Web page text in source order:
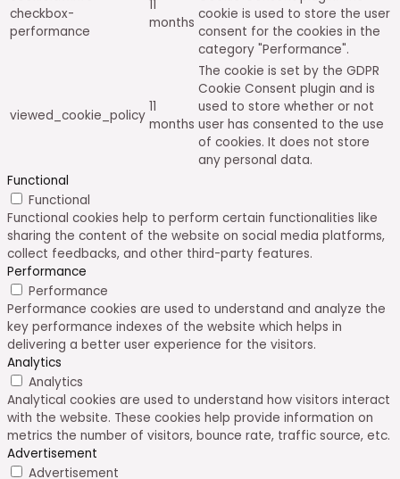
checkbox-
performance
11
months
cookie is used to store the user
consent for the cookies in the
category "Performance".
viewed_cookie_policy
11
months
The cookie is set by the GDPR
Cookie Consent plugin and is
used to store whether or not
user has consented to the use
of cookies. It does not store
any personal data.
Functional
Functional
Functional cookies help to perform certain functionalities like
sharing the content of the website on social media platforms,
collect feedbacks, and other third-party features.
Performance
Performance
Performance cookies are used to understand and analyze the
key performance indexes of the website which helps in
delivering a better user experience for the visitors.
Analytics
Analytics
Analytical cookies are used to understand how visitors interact
with the website. These cookies help provide information on
metrics the number of visitors, bounce rate, traffic source, etc.
Advertisement
Advertisement